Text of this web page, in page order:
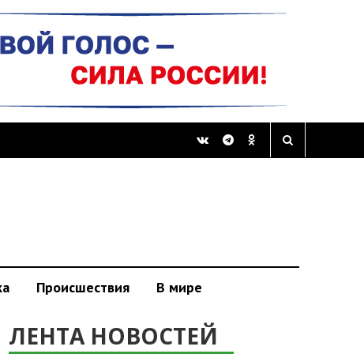
Происшествия В мире
ЛЕНТА НОВОСТЕЙ